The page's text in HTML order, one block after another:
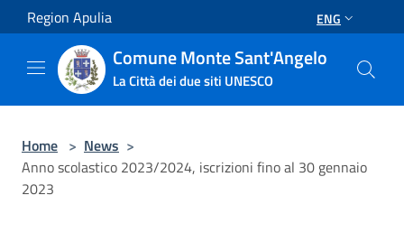
Salta al contenuto principale
Region Apulia ENG
Comune Monte Sant'Angelo
La Città dei due siti UNESCO
Home > News >
Anno scolastico 2023/2024, iscrizioni fino al 30 gennaio
2023